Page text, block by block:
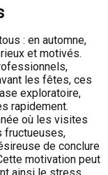
: en automne,
et motivés.
les fêtes, ces
exploratoire,
rapidement.
où les visites
fructueuses,
de conclure
motivation peut